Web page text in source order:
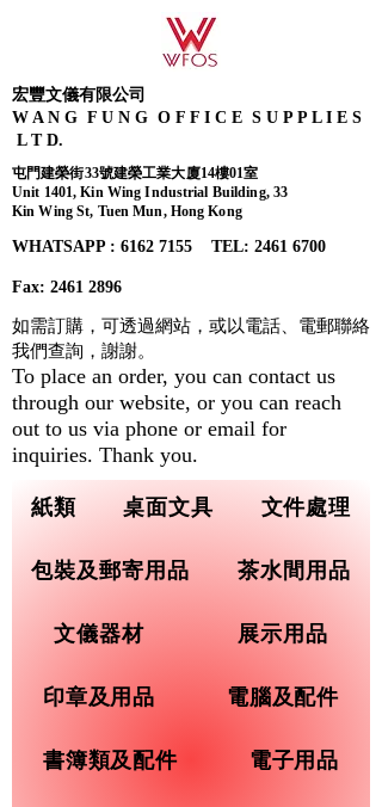
宏豐文儀有限公司
W A N G F U N G O F F I C E S U P P L I E S
L T D.
屯門建榮街33號建榮工業大廈14樓01室
Unit 1401, Kin Wing Industrial Building, 33
Kin Wing St, Tuen Mun, Hong Kong
WHATSAPP : 6162 7155​ TEL: 2461 6700
Fax: 2461 2896
紙類 桌面文具 文件處理
包裝及郵寄用品 茶水間用品
文儀器材 展示用品
印章及用品 電腦及配件
書簿類及配件 電子用品
如需訂購，可透過網站，或以電話、電郵聯絡
我們查詢， 謝謝。
To place an order, you can contact us
through our website, or you can reach
out to us via phone or email for
inquiries. Thank you.